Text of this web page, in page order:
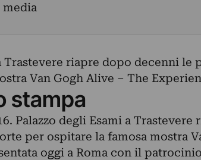
media
Trastevere riapre dopo decenni
Van Gogh Alive – The
stampa
Palazzo degli Esami a Trastevere
per ospitare la famosa mostra
oggi a Roma con il